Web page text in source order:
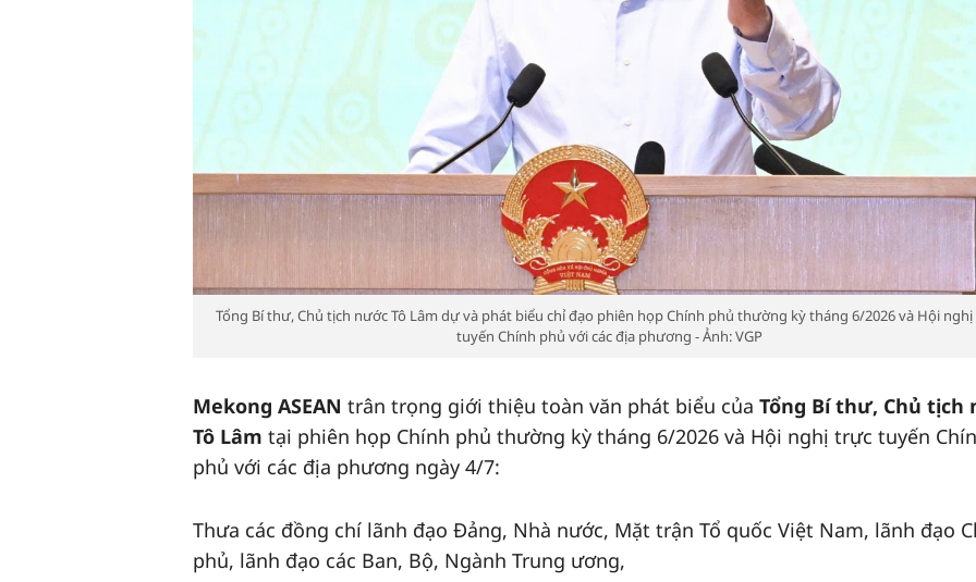
Tổng Bí thư, Chủ tịch nước Tô Lâm dự và phát biểu chỉ đạo phiên họp Chính phủ thường kỳ tháng 6/2026 và Hội
tuyến Chính phủ với các địa phương - Ảnh: VGP
Mekong ASEAN trân trọng giới thiệu toàn văn phát biểu của Tổng Bí thư, Chủ tịch
Tô Lâm tại phiên họp Chính phủ thường kỳ tháng 6/2026 và Hội nghị trực tuyến
phủ với các địa phương ngày 4/7:
Thưa các đồng chí lãnh đạo Đảng, Nhà nước, Mặt trận Tổ quốc Việt Nam, lãnh đạo
phủ, lãnh đạo các Ban, Bộ, Ngành Trung ương,